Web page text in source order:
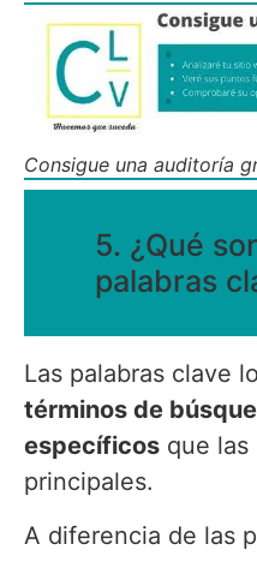
Consigue una auditoría
5. ¿Qué
palabras
Las palabras clave
términos de
específicos que las
principales.
A diferencia de las